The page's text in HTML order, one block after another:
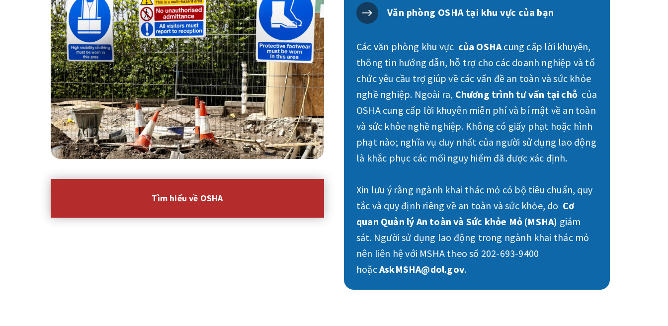
Tìm hiểu về OSHA
Văn phòng OSHA tại khu vực của bạn
Các văn phòng khu vực của OSHAcung cấp lời khuyên,
thông tin hướng dẫn, hỗ trợ cho các doanh nghiệp và tổ
chức yêu cầu trợ giúp về các vấn đề an toàn và sức khỏe
nghề nghiệp. Ngoài ra, Chương trình tư vấn tại chỗ của
OSHA cung cấp lời khuyên miễn phí và bí mật về an toàn
và sức khỏe nghề nghiệp. Không có giấy phạt hoặc hình
phạt nào; nghĩa vụ duy nhất của người sử dụng lao động
là khắc phục các mối nguy hiểm đã được xác định.
Xin lưu ý rằng ngành khai thác mỏ có bộ tiêu chuẩn, quy
tắc và quy định riêng về an toàn và sức khỏe, do Cơ
quan Quản lý An toàn và Sức khỏe Mỏ (MSHA) giám
sát. Người sử dụng lao động trong ngành khai thác mỏ
nên liên hệ với MSHA theo số 202-693-9400
hoặcAskMSHA@dol.gov.